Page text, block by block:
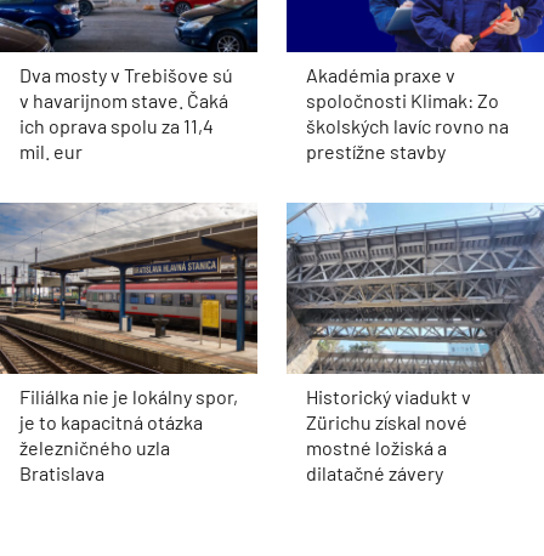
Dva mosty v Trebišove sú
v havarijnom stave. Čaká
ich oprava spolu za 11,4
mil. eur
Akadémia praxe v
spoločnosti Klimak: Zo
školských lavíc rovno na
prestížne stavby
Filiálka nie je lokálny spor,
je to kapacitná otázka
železničného uzla
Bratislava
Historický viadukt v
Zürichu získal nové
mostné ložiská a
dilatačné závery